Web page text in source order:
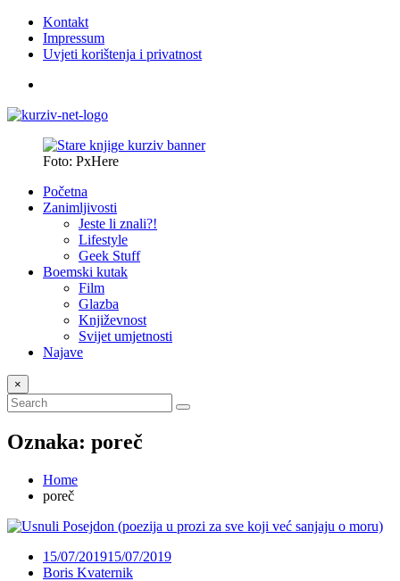
Kontakt
Impressum
Uvjeti korištenja i privatnost
Foto: PxHere
Početna
Zanimljivosti
Jeste li znali?!
Lifestyle
Geek Stuff
Boemski kutak
Film
Glazba
Književnost
Svijet umjetnosti
Najave
×
Oznaka: poreč
Home
poreč
15/07/201915/07/2019
Boris Kvaternik